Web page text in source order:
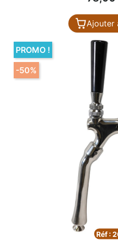
Ajouter
Réf :
PROMO !
-50%